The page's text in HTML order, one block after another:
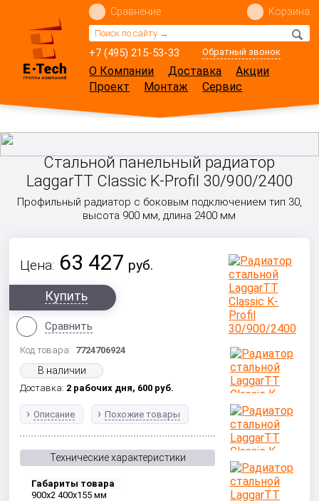
+7 (495) 215-53-33 Обратный звонок
Сравнение Корзина
О Компании Доставка
Акции
Проект
Монтаж Сервис
Стальной панельный радиатор
LaggarTT Classic K-Profil 30/900/2400
Профильный радиатор с боковым подключением тип 30,
высота 900 мм, длина 2400 мм
Цена: 63 427 руб.
Купить
Сравнить
Код товара: 7724706924
В наличии
Доставка: 2 рабочих дня, 600 руб.
Описание Похожие товары
Технические характеристики
Габариты товара
900x2 400x155 мм